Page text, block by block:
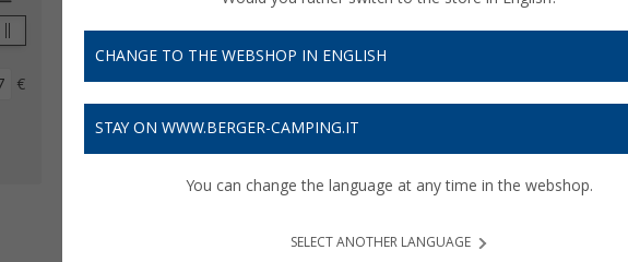
€
Protection
CHANGE TO THE WEBSHOP IN ENGLISH
STAY ON WWW.BERGER-CAMPING.IT
You can change the language at any time in the webshop.
SELECT ANOTHER LANGUAGE